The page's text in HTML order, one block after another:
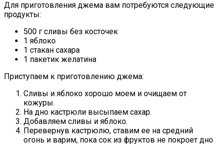
Для приготовления джема вам потребуются следующие
продукты:
500 г сливы без косточек
1 яблоко
1 стакан сахара
1 пакетик желатина
Приступаем к приготовлению джема:
Сливы и яблоко хорошо моем и очищаем от
кожуры.
На дно кастрюли высыпаем сахар.
Добавляем сливы и яблоко.
Перевернув кастрюлю, ставим ее на средний
огонь и варим, пока сок из фруктов не покроет дно